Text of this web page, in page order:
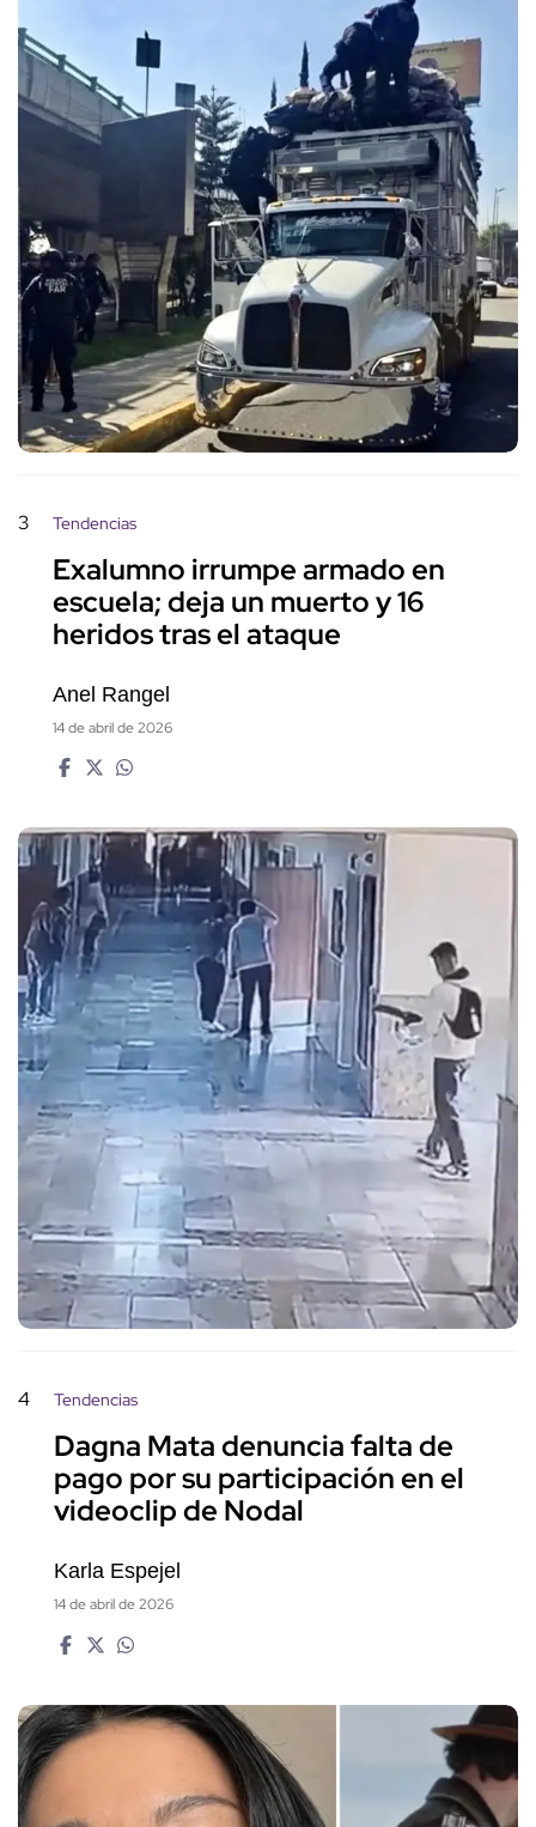
3 Tendencias
Exalumno irrumpe armado en
escuela; deja un muerto y 16
heridos tras el ataque
Anel Rangel
14 de abril de 2026
4 Tendencias
Dagna Mata denuncia falta de
pago por su participación en el
videoclip de Nodal
Karla Espejel
14 de abril de 2026